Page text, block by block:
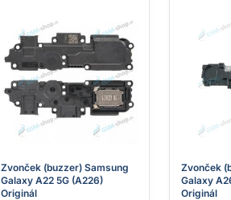
Zvonček (buzzer) Samsung
Galaxy A22 5G (A226)
Originál
Zvonček
Galaxy
Originál